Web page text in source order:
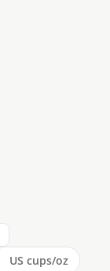
US cups/oz